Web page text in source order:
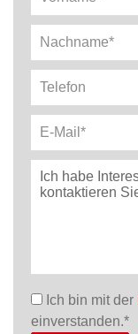
Ich bin mit der
einverstanden.*